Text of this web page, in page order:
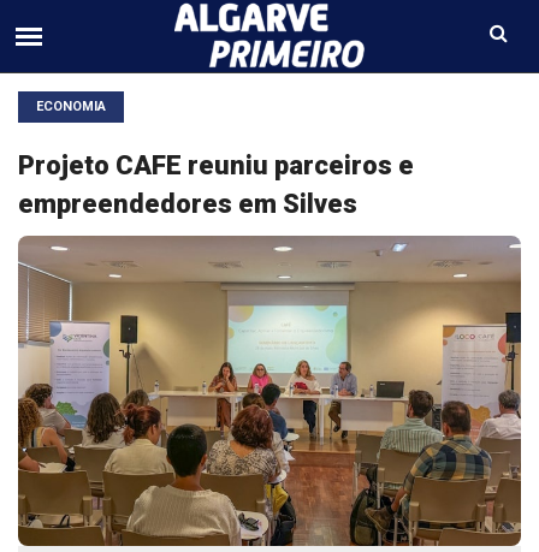
ECONOMIA
Projeto CAFE reuniu parceiros e
empreendedores em Silves